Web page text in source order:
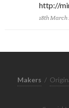
http://
18th March
Makers /